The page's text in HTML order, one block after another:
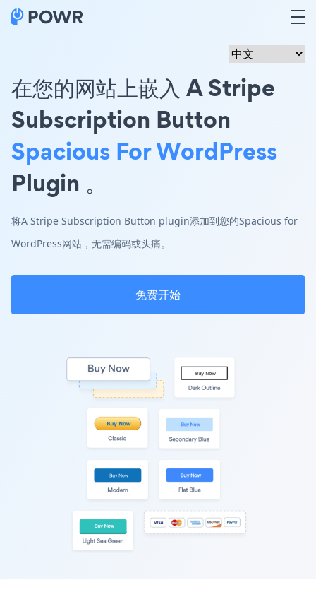
在您的网站上嵌入 A Stripe
Subscription Button
Spacious For WordPress
Plugin 。
将A Stripe Subscription Button plugin添加到您的Spacious for
WordPress网站，无需编码或头痛。
免费开始